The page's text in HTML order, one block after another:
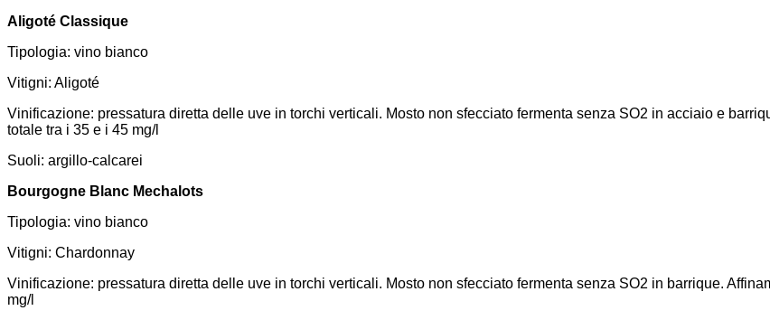
Aligoté Classique
Tipologia: vino bianco
Vitigni: Aligoté
Vinificazione: pressatura diretta delle uve in torchi verticali. Mosto non sfecciato fermenta senza SO2 in acciaio e
totale tra i 35 e i 45 mg/l
Suoli: argillo-calcarei
Bourgogne Blanc Mechalots
Tipologia: vino bianco
Vitigni: Chardonnay
Vinificazione: pressatura diretta delle uve in torchi verticali. Mosto non sfecciato fermenta senza SO2 in barrique.
mg/l